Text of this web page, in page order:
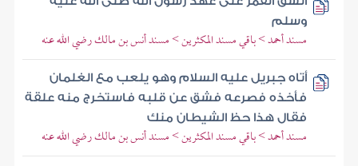
وسلم
مسند أحمد > باقي مسند المكثرين > مسند أنس بن مالك رضي الله عنه
أتاه جبريل عليه السلام وهو يلعب مع الغلمان
فأخذه فصرعه فشق عن قلبه فاستخرج منه علقة
فقال هذا حظ الشيطان منك
مسند أحمد > باقي مسند المكثرين > مسند أنس بن مالك رضي الله عنه